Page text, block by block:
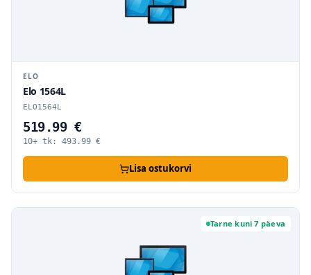
ELO
Elo 1564L
ELO1564L
519.99 €
10+ tk: 493.99 €
Lisa ostukorvi
Tarne kuni 7 päeva